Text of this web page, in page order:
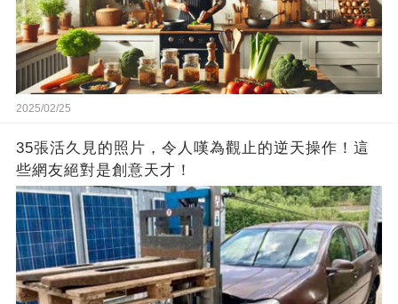
2025/02/25
35張活久見的照片，令人嘆為觀止的逆天操作！這
些網友絕對是創意天才！